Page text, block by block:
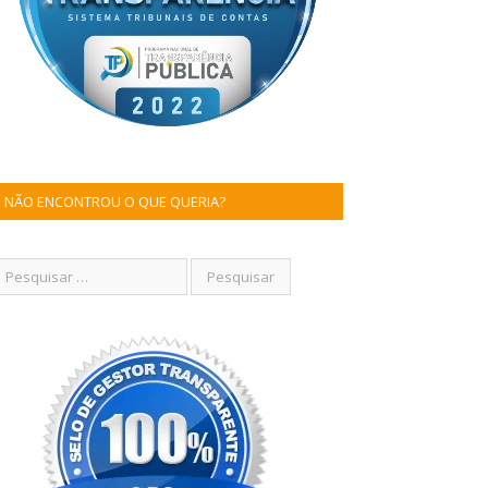
NÃO ENCONTROU O QUE QUERIA?